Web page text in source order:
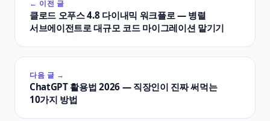
← 이전 글
클로드 오푸스 4.8 다이내믹 워크플로 — 병렬
서브에이전트로 대규모 코드 마이그레이션 맡기기
다음 글 →
ChatGPT 활용법 2026 — 직장인이 진짜 써먹는
10가지 방법